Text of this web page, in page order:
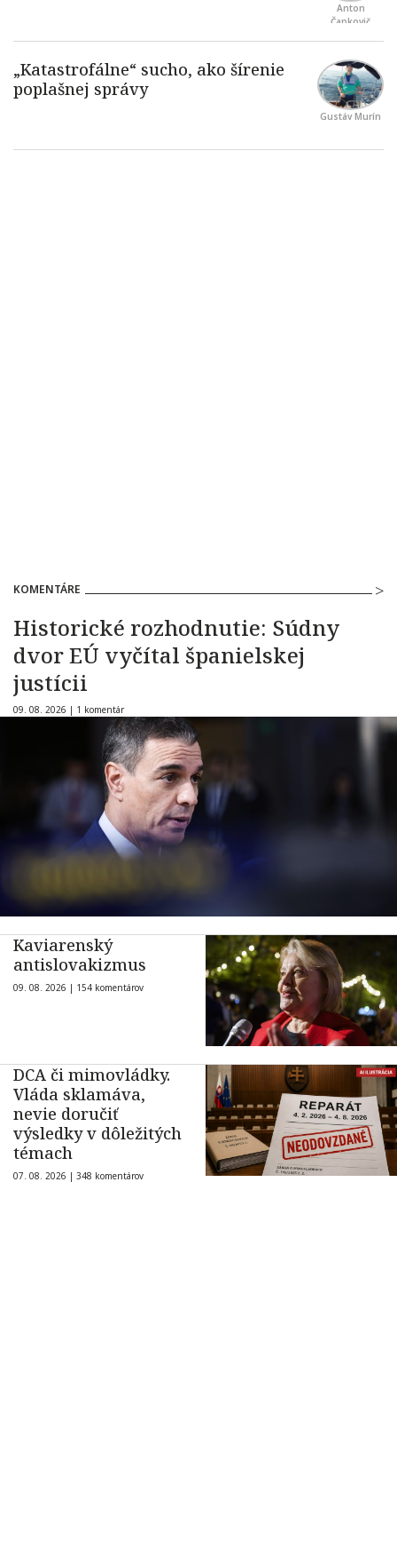
Anton
Čapkovič
Gustáv Murín
KOMENTÁRE
Historické rozhodnutie: Súdny
dvor EÚ vyčítal španielskej
justícii
09. 08. 2026 | 1 komentár
Kaviarenský
antislovakizmus
09. 08. 2026 | 154 komentárov
DCA či mimovládky.
Vláda sklamáva,
nevie doručiť
výsledky v dôležitých
témach
07. 08. 2026 | 348 komentárov